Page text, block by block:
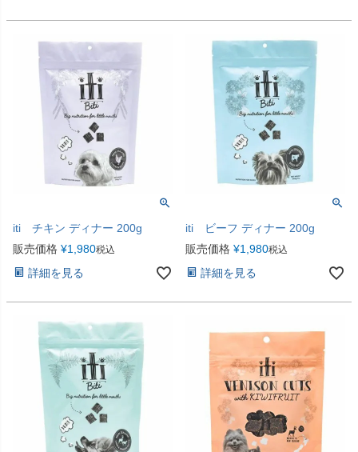
iti チキン ディナー 200g
販売価格 ¥1,980税込
詳細を見る
iti ビーフ ディナー 200g
販売価格 ¥1,980税込
詳細を見る